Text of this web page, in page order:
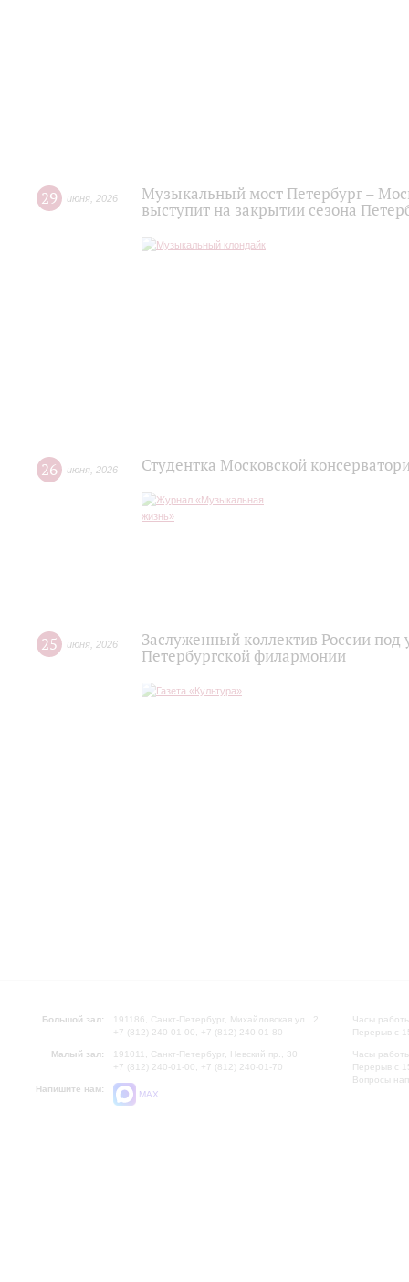
29 июня 2026
Музыкальный мост Петербург –
выступит на закрытии сезона
26 июня 2026 Студентка Московской
25 июня 2026
Заслуженный коллектив России
Петербургской филармонии
Большой зал:
191186, Санкт-Петербург, Михайловская ул., 2
+7 (812) 240-01-00, +7 (812) 240-01-80
Малый зал:
191011, Санкт-Петербург, Невский пр., 30
+7 (812) 240-01-00, +7 (812) 240-01-70
Напишите нам:
MAX
Часы
Перерыв с
Часы
Перерыв с
Вопросы